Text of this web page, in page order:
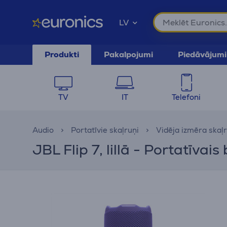
LV
Produkti Pakalpojumi Piedāvājumi
TV IT Telefoni
Audio Portatīvie skaļruņi Vidēja izmēra
JBL Flip 7, lillā - Portatīvais